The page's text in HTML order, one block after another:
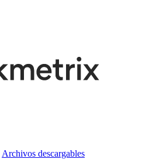
Archivos descargables